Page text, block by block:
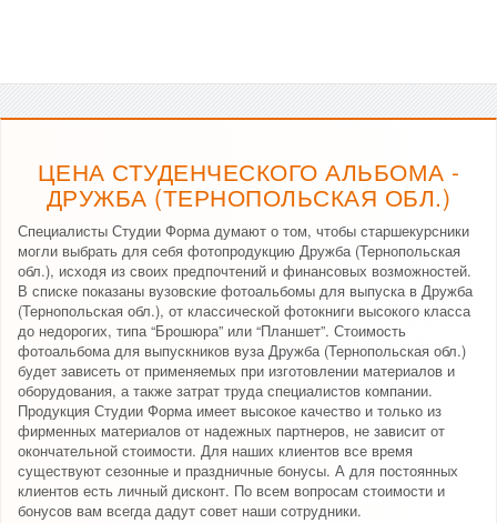
ЦЕНА СТУДЕНЧЕСКОГО АЛЬБОМА -
ДРУЖБА (ТЕРНОПОЛЬСКАЯ ОБЛ.)
Специалисты Студии Форма думают о том, чтобы старшекурсники
могли выбрать для себя фотопродукцию Дружба (Тернопольская
обл.), исходя из своих предпочтений и финансовых возможностей.
В списке показаны вузовские фотоальбомы для выпуска в Дружба
(Тернопольская обл.), от классической фотокниги высокого класса
до недорогих, типа “Брошюра” или “Планшет”. Стоимость
фотоальбома для выпускников вуза Дружба (Тернопольская обл.)
будет зависеть от применяемых при изготовлении материалов и
оборудования, а также затрат труда специалистов компании.
Продукция Студии Форма имеет высокое качество и только из
фирменных материалов от надежных партнеров, не зависит от
окончательной стоимости. Для наших клиентов все время
существуют сезонные и праздничные бонусы. А для постоянных
клиентов есть личный дисконт. По всем вопросам стоимости и
бонусов вам всегда дадут совет наши сотрудники.